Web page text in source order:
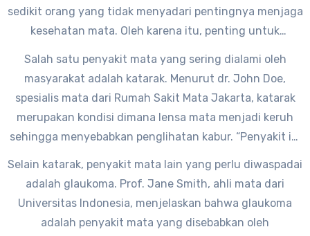
sedikit orang yang tidak menyadari pentingnya menjaga
kesehatan mata. Oleh karena itu, penting untuk
mencegahnya dengan gaya hidup sehat.
Salah satu penyakit mata yang sering dialami oleh
masyarakat adalah katarak. Menurut dr. John Doe,
spesialis mata dari Rumah Sakit Mata Jakarta, katarak
merupakan kondisi dimana lensa mata menjadi keruh
sehingga menyebabkan penglihatan kabur. “Penyakit ini
dipengaruhi oleh faktor genetik dan gaya hidup yang
kurang sehat,” ungkap dr. John Doe.
Selain katarak, penyakit mata lain yang perlu diwaspadai
adalah glaukoma. Prof. Jane Smith, ahli mata dari
Universitas Indonesia, menjelaskan bahwa glaukoma
adalah penyakit mata yang disebabkan oleh